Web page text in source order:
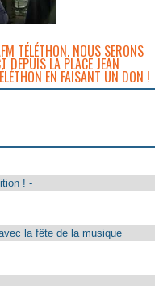
TÉLÉTHON. NOUS SERONS
DEPUIS LA PLACE JEAN
EN FAISANT UN DON !
! -
la fête de la musique